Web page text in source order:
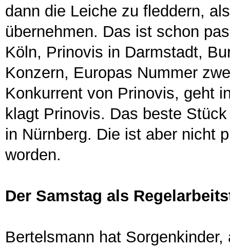
dann die Leiche zu fleddern,
übernehmen. Das ist schon
Köln, Prinovis in Darmstadt,
Konzern, Europas Nummer
Konkurrent von Prinovis, geht
klagt Prinovis. Das beste
in Nürnberg. Die ist aber nicht
worden.
Der Samstag als
Bertelsmann hat